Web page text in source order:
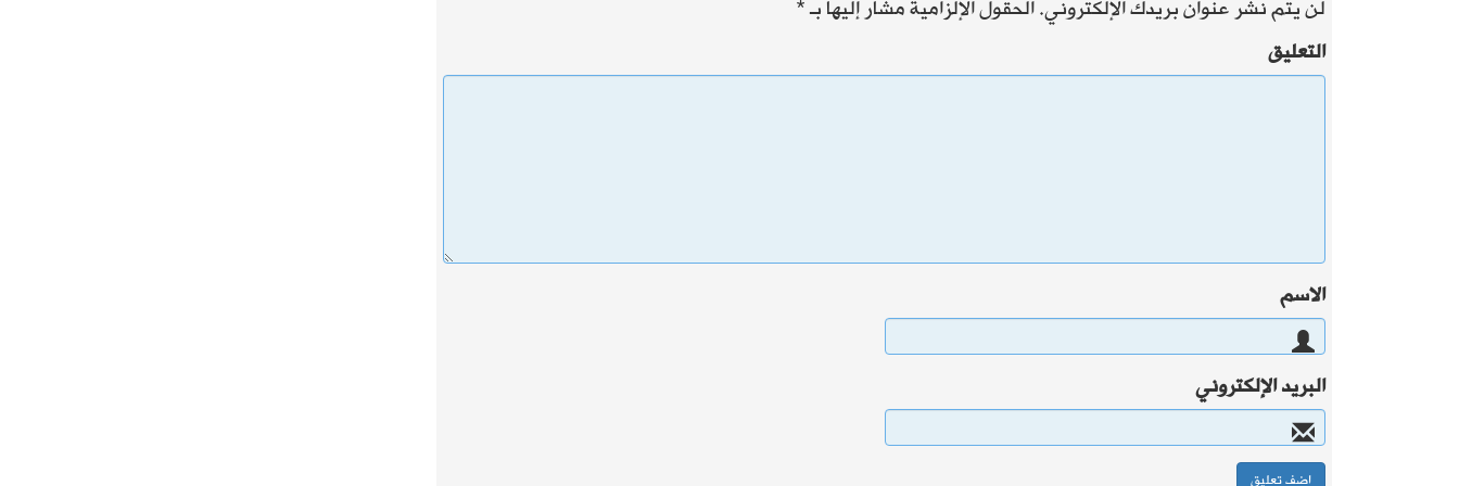
لن يتم نشر عنوان بريدك الإلكتروني.الحقول الإلزامية مشار إليها بـ*
التعليق
الاسم
البريد الإلكتروني